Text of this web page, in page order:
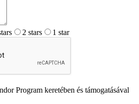
2 stars 1 star
Program keretében és támogatásával